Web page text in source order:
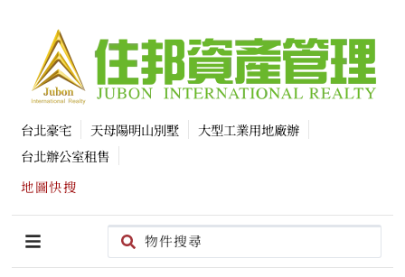
台北豪宅 天母陽明山別墅
大型工業用地廠辦
台北辦公室租售
地圖快搜